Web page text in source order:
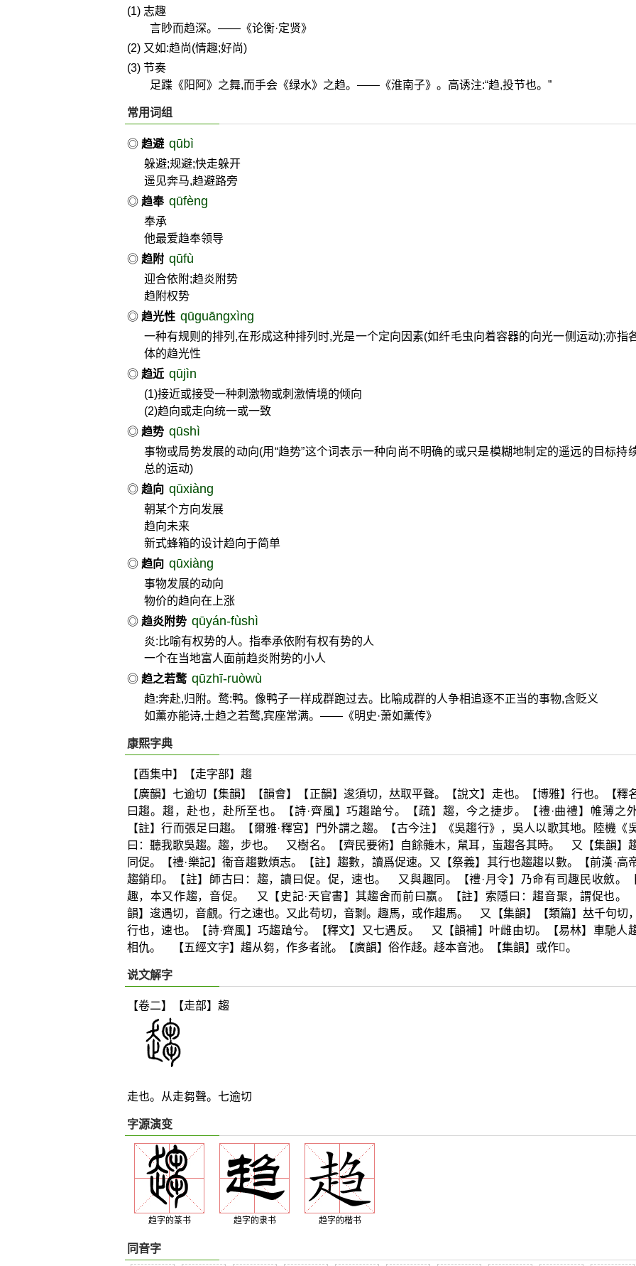
(1) 志趣
言眇而趋深。——《论衡·定贤》
(2) 又如:趋尚(情趣;好尚)
(3) 节奏
足蹀《阳阿》之舞,而手会《绿水》之趋。——《淮南子》。高诱注:“趋,投节也。”
常用词组
◎ 趋避 qūbì
躲避;规避;快走躲开
遥见奔马,趋避路旁
◎ 趋奉 qūfèng
奉承
他最爱趋奉领导
◎ 趋附 qūfù
迎合依附;趋炎附势
趋附权势
◎ 趋光性 qūguāngxìng
一种有规则的排列,在形成这种排列时,光是一个定向因素(如纤毛虫向着容器的向光一侧运动);亦指
体的趋光性
◎ 趋近 qūjìn
(1)接近或接受一种刺激物或刺激情境的倾向
(2)趋向或走向统一或一致
◎ 趋势 qūshì
事物或局势发展的动向(用“趋势”这个词表示一种向尚不明确的或只是模糊地制定的遥远的目标持
总的运动)
◎ 趋向 qūxiàng
朝某个方向发展
趋向未来
新式蜂箱的设计趋向于简单
◎ 趋向 qūxiàng
事物发展的动向
物价的趋向在上涨
◎ 趋炎附势 qūyán-fùshì
炎:比喻有权势的人。指奉承依附有权有势的人
一个在当地富人面前趋炎附势的小人
◎ 趋之若鹜 qūzhī-ruòwù
趋:奔赴,归附。鹜:鸭。像鸭子一样成群跑过去。比喻成群的人争相追逐不正当的事物,含贬义
如薰亦能诗,士趋之若鹜,宾座常满。——《明史·萧如薰传》
康熙字典
【酉集中】【走字部】趨
【廣韻】七逾切【集韻】【韻會】【正韻】逡須切， 𠀤取平聲。【說文】走也。【博雅】行也。【釋
曰趨。趨，赴也，赴所至也。【詩·齊風】巧趨蹌兮。【疏】趨，今之捷步。【禮·曲禮】帷薄之外
【註】行而張足曰趨。【爾雅·釋宮】門外謂之趨。【古今注】《吳趨行》，吳人以歌其地。陸機《
曰：聽我歌吳趨。趨，步也。 又樹名。【齊民要術】自餘雜木， 䑕耳， 䖟趨各其時。 又【集韻】趨
同促。【禮·樂記】衞音趨數煩志。【註】趨數，讀爲促速。又【祭義】其行也趨趨以數。【前漢·高
趨銷印。【註】師古曰：趨，讀曰促。促，速也。 又與趣同。【禮·月令】乃命有司趣民收斂。【
趣，本又作趨，音促。 又【史記·天官書】其趨舍而前曰嬴。【註】索隱曰：趨音聚，謂促也
韻】逡遇切，音覻。行之速也。又此苟切，音㔌 。趣馬，或作趨馬。 又【集韻】【類篇】𠀤千句切
行也，速也。【詩·齊風】巧趨蹌兮。【釋文】又七遇反。 又【韻補】叶雌由切。【易林】車馳人
相仇。 【五經文字】趨从芻，作多者訛。【廣韻】俗作趍。趍本音池。【集韻】或作𨃘。
说文解字
【卷二】【走部】 趨
走也。从走芻聲。七逾切
字源演变
趋字的篆书 趋字的隶书 趋字的楷书
同音字